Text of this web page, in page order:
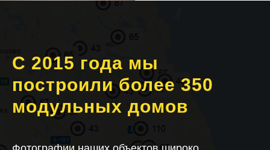
С 2015 года мы
построили более 350
модульных домов